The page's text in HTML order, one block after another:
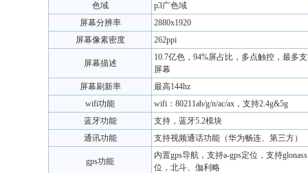
色域
p3广色域
屏幕分辨率
2880x1920
屏幕像素密度
262ppi
屏幕描述
10.7亿色，94%屏占比，多点触控，最多
屏幕
屏幕刷新率
最高144hz
wifi功能
wifi：80211ab/g/n/ac/ax，支持2.4g&5g
蓝牙功能
支持，蓝牙5.2模块
通讯功能
支持视频通话功能（华为畅连、第三方）
gps功能
内置gps导航，支持a-gps定位，支持
位，北斗、伽利略